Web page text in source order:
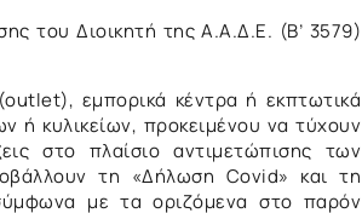
του Διοικητή της Α.Α.Δ.Ε. (Β’ 3579)
εμπορικά κέντρα ή εκπτωτικά
ή κυλικείων, προκειμένου να τύχουν
στο πλαίσιο αντιμετώπισης των
τη «Δήλωση Covid» και τη
με τα οριζόμενα στο παρόν